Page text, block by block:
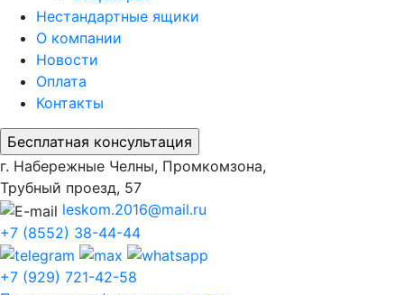
Нестандартные ящики
О компании
Новости
Оплата
Контакты
г. Набережные Челны, Промкомзона,
Трубный проезд, 57
leskom.2016@mail.ru
+7 (8552) 38-44-44
+7 (929) 721-42-58